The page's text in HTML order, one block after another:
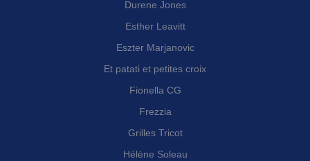
Durene Jones
Esther Leavitt
Eszter Marjanovic
Et patati et petites croix
Fionella CG
Frezzia
Grilles Tricot
Hélène Soleau